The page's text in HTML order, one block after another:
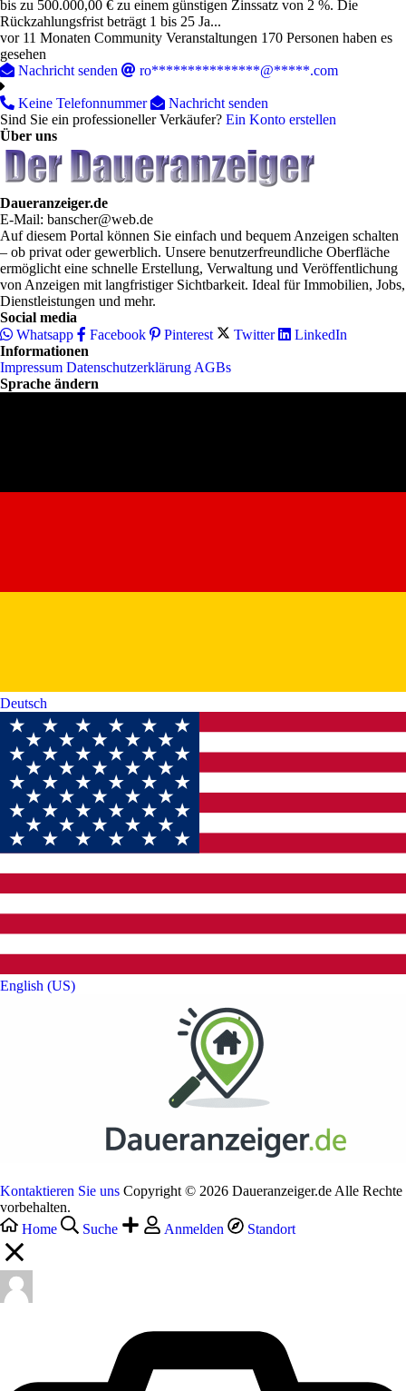
bis zu 500.000,00 € zu einem günstigen Zinssatz von 2 %. Die
Rückzahlungsfrist beträgt 1 bis 25 Ja...
vor 11 Monaten Community Veranstaltungen 170 Personen haben es
gesehen
Nachricht senden
ro***************@*****.com
Keine Telefonnummer
Nachricht senden
Sind Sie ein professioneller Verkäufer? Ein Konto erstellen
Über uns
Daueranzeiger.de
E-Mail: banscher@web.de
Auf diesem Portal können Sie einfach und bequem Anzeigen schalten
– ob privat oder gewerblich. Unsere benutzerfreundliche Oberfläche
ermöglicht eine schnelle Erstellung, Verwaltung und Veröffentlichung
von Anzeigen mit langfristiger Sichtbarkeit. Ideal für Immobilien, Jobs,
Dienstleistungen und mehr.
Social media
Whatsapp
Facebook Pinterest Twitter
LinkedIn
Informationen
Impressum Datenschutzerklärung AGBs
Sprache ändern
Deutsch‎
English (US)‎
Kontaktieren Sie uns Copyright © 2026 Daueranzeiger.de Alle Rechte
vorbehalten.
Home
Suche Anmelden Standort